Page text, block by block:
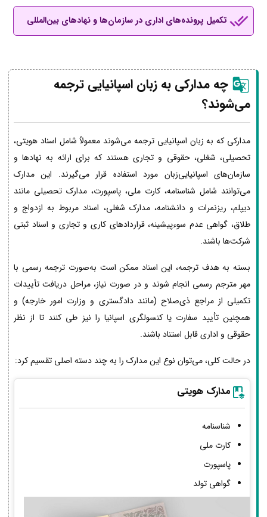
تکمیل پرونده‌های اداری در سازمان‌ها و نهادهای بین‌المللی
چه مدارکی به زبان اسپانیایی ترجمه
می‌شوند؟
مدارکی که به زبان اسپانیایی ترجمه می‌شوند معمولاً شامل اسناد هویتی،
تحصیلی، شغلی، حقوقی و تجاری هستند که برای ارائه به نهادها و
سازمان‌های اسپانیایی‌زبان مورد استفاده قرار می‌گیرند. این مدارک
می‌توانند شامل شناسنامه، کارت ملی، پاسپورت، مدارک تحصیلی مانند
دیپلم، ریزنمرات و دانشنامه، مدارک شغلی، اسناد مربوط به ازدواج و
طلاق، گواهی عدم سوءپیشینه، قراردادهای کاری و تجاری و اسناد ثبتی
شرکت‌ها باشند.
بسته به هدف ترجمه، این اسناد ممکن است به‌صورت ترجمه رسمی با
مهر مترجم رسمی انجام شوند و در صورت نیاز، مراحل دریافت تأییدات
تکمیلی از مراجع ذی‌صلاح (مانند دادگستری و وزارت امور خارجه) و
همچنین تأیید سفارت یا کنسولگری اسپانیا را نیز طی کنند تا از نظر
حقوقی و اداری قابل استناد باشند.
در حالت کلی، می‌توان نوع این مدارک را به چند دسته اصلی تقسیم کرد:
مدارک هویتی
شناسنامه
کارت ملی
پاسپورت
گواهی تولد